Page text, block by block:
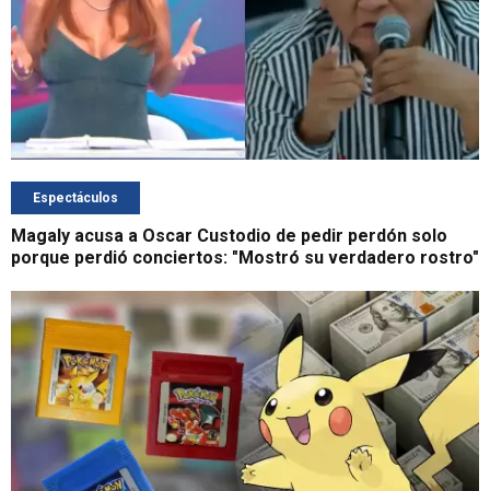
Espectáculos
Magaly acusa a Oscar Custodio de pedir perdón solo
porque perdió conciertos: "Mostró su verdadero rostro"